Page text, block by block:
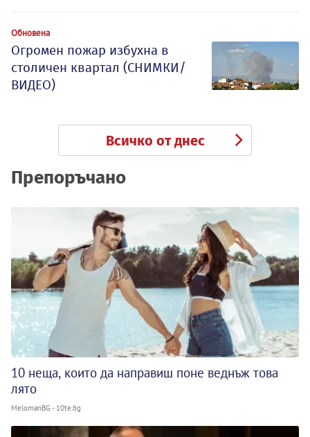
Обновена
Огромен пожар избухна в
столичен квартал (СНИМКИ/
ВИДЕО)
Всичко от днес
Препоръчано
10 неща, които да направиш поне веднъж това
лято
MelomanBG - 10te.bg